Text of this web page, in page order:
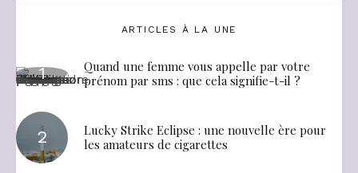
ARTICLES À LA UNE
Quand une femme vous appelle par votre
prénom par sms : que cela signifie-t-il ?
Lucky Strike Eclipse : une nouvelle ère pour
les amateurs de cigarettes